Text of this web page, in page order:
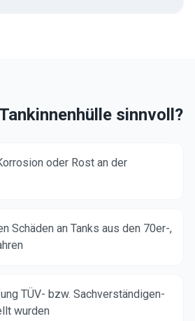
sinnvoll?
oder Rost an der
Schäden an Tanks aus den 70er-,
TÜV- bzw. Sachverständigen-
wurden